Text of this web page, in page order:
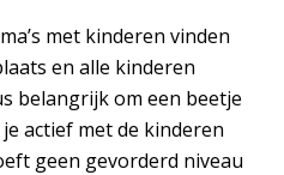
met kinderen vinden
en alle kinderen
belangrijk om een beetje
actief met de kinderen
geen gevorderd niveau